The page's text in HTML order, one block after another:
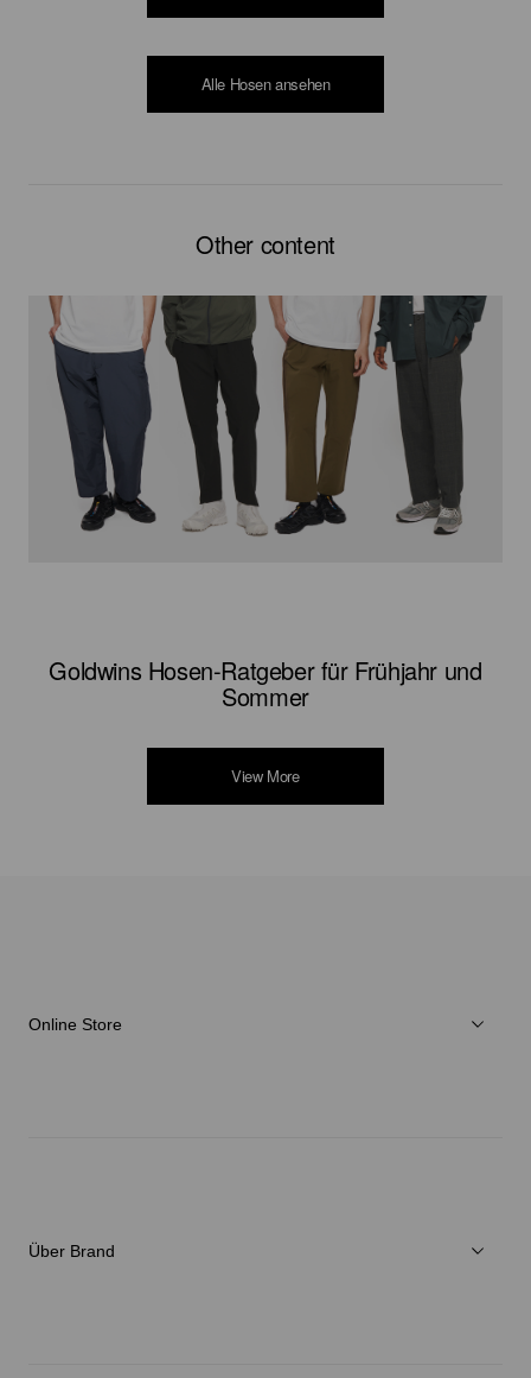
Alle Hosen ansehen
Other content
Goldwins Hosen-Ratgeber für Frühjahr und
Sommer
View More
Online Store
Über Brand